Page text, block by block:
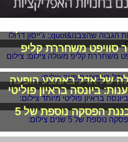
סוויפט משחררת קליפ
של אדל באמצע הופעה
ביונסה בראיון פוליטי
נפרדנו כך: אדל מתכננת הפסקה נוספת של 5